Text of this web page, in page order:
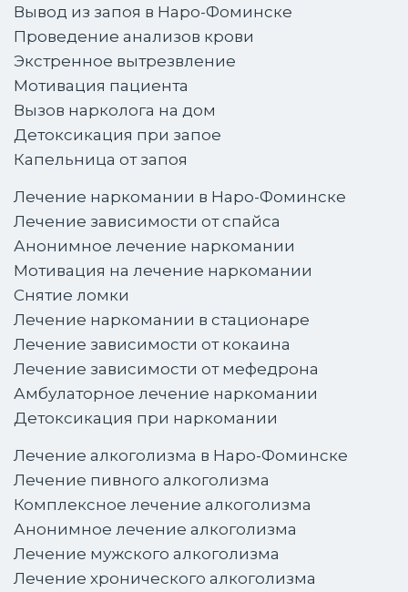
Вывод из запоя в Наро-Фоминске
Проведение анализов крови
Экстренное вытрезвление
Мотивация пациента
Вызов нарколога на дом
Детоксикация при запое
Капельница от запоя
Лечение наркомании в Наро-Фоминске
Лечение зависимости от спайса
Анонимное лечение наркомании
Мотивация на лечение наркомании
Снятие ломки
Лечение наркомании в стационаре
Лечение зависимости от кокаина
Лечение зависимости от мефедрона
Амбулаторное лечение наркомании
Детоксикация при наркомании
Лечение алкоголизма в Наро-Фоминске
Лечение пивного алкоголизма
Комплексное лечение алкоголизма
Анонимное лечение алкоголизма
Лечение мужского алкоголизма
Лечение хронического алкоголизма